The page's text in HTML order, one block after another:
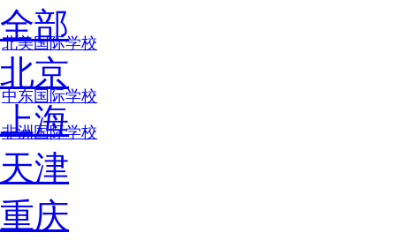
北美国际学校
中东国际学校
非洲国际学校
全部
北京
上海
天津
重庆